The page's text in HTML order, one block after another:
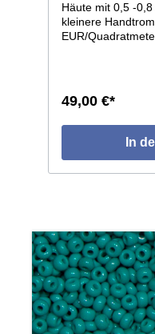
Häute mit 0,5 -
kleinere
EUR/
49,00 €*
In